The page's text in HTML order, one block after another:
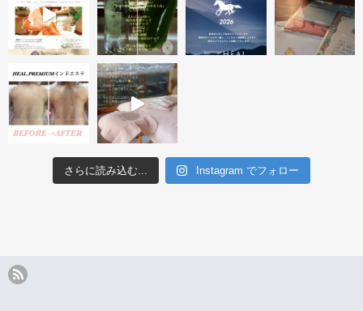
さらに読み込む... Instagram でフォロー